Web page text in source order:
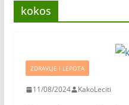
kokos
ZDRAVLJE I LEPOTA
11/08/2024 KakoLeciti